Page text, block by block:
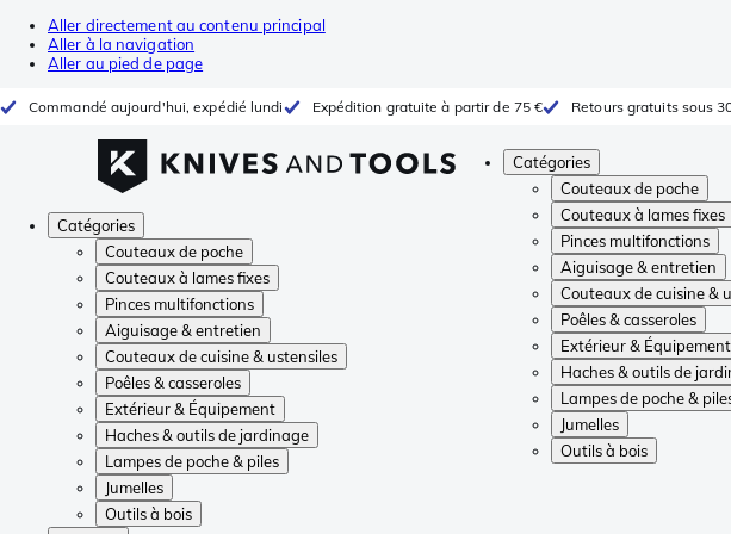
Aller directement au contenu principal
Aller à la navigation
Aller au pied de page
Commandé aujourd'hui, expédié lundi Expédition gratuite à partir de 75 € Retours gratuits sous
Catégories
Couteaux de poche
Couteaux à lames fixes
Pinces multifonctions
Aiguisage & entretien
Couteaux de cuisine &
Poêles & casseroles
Extérieur & Équipement
Haches & outils de
Lampes de poche &
Jumelles
Outils à bois
Catégories
Couteaux de poche
Couteaux à lames fixes
Pinces multifonctions
Aiguisage & entretien
Couteaux de cuisine & ustensiles
Poêles & casseroles
Extérieur & Équipement
Haches & outils de jardinage
Lampes de poche & piles
Jumelles
Outils à bois